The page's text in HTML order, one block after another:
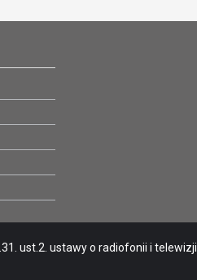
ust.2. ustawy o radiofonii i telewizji.